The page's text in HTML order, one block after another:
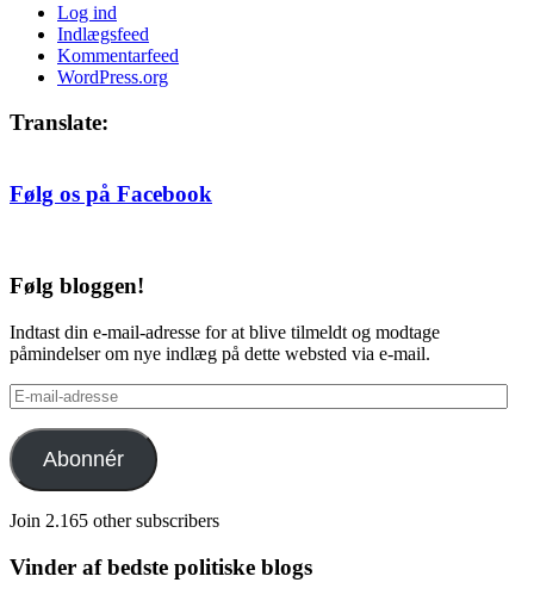
Log ind
Indlægsfeed
Kommentarfeed
WordPress.org
Translate:
Følg os på Facebook
Følg bloggen!
Indtast din e-mail-adresse for at blive tilmeldt og modtage
påmindelser om nye indlæg på dette websted via e-mail.
E-
mail-
adresse
Abonnér
Join 2.165 other subscribers
Vinder af bedste politiske blogs